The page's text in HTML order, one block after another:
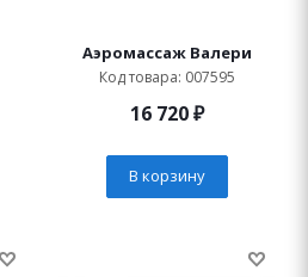
Аэромассаж Валери
Код товара: 007595
16 720₽
В корзину